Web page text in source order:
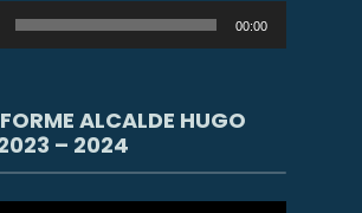
00:00
ALCALDE HUGO
– 2024